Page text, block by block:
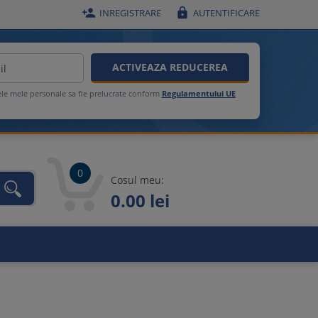
 INREGISTRARE  AUTENTIFICARE
ACTIVEAZA REDUCEREA
mele personale sa fie prelucrate conform Regulamentului UE
0
Cosul meu:
0.00 lei